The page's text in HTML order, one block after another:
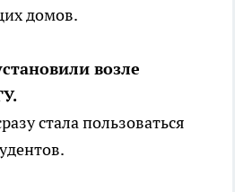
домов.
возле
стала пользоваться